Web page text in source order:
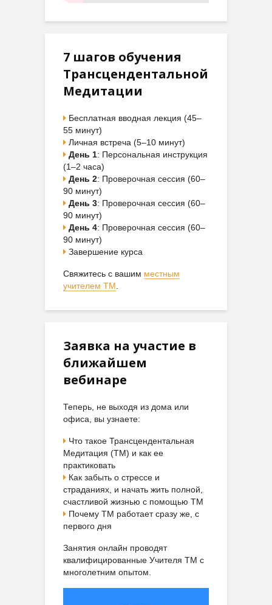
7 шагов обучения
Трансцендентальной
Медитации
Бесплатная вводная лекция (45–
55 минут)
Личная встреча (5–10 минут)
День 1: Персональная инструкция
(1–2 часа)
День 2: Проверочная сессия (60–
90 минут)
День 3: Проверочная сессия (60–
90 минут)
День 4: Проверочная сессия (60–
90 минут)
Завершение курса
Свяжитесь с вашим местным
учителем ТМ.
Заявка на участие в
ближайшем
вебинаре
Теперь, не выходя из дома или
офиса, вы узнаете:
Что такое Трансцендентальная
Медитация (ТМ) и как ее
практиковать
Как забыть о стрессе и
страданиях, и начать жить полной,
счастливой жизнью с помощью ТМ
Почему ТМ работает сразу же, с
первого дня
Занятия онлайн проводят
квалифицированные Учителя ТМ с
многолетним опытом.